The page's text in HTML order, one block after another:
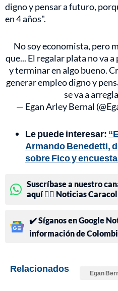
digno y pensar a futuro,
en 4 años".
No soy economista, pero
que... El regalar plata no va
y terminar en algo bueno.
generar empleo digno y
se va a
— Egan Arley Bernal
Le puede interesar:
Armando Benedetti,
sobre Fico y
Suscríbase a nuestro
aquí 👉🏻 Noticias Caracol
✔️ Síganos en Google
información de
Relacionados Egan